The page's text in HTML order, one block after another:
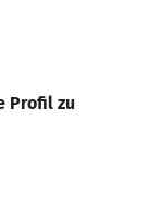
Profil zu